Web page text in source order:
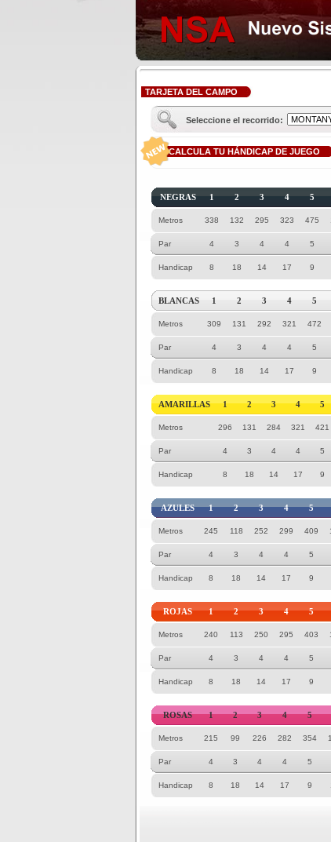
TARJETA DEL CAMPO
Seleccione el recorrido:
CALCULA TU HÁNDICAP DE JUEGO
NEGRAS 1 2 3 4 5
Metros 338 132 295 323 475
Par 4 3 4 4 5
Handicap 8 18 14 17 9
BLANCAS 1 2 3 4 5
Metros 309 131 292 321 472
Par 4 3 4 4 5
Handicap 8 18 14 17 9
AMARILLAS 1 2 3 4 5
Metros 296 131 284 321 421
Par 4 3 4 4 5
Handicap 8 18 14 17 9
AZULES 1 2 3 4 5
Metros 245 118 252 299 409
Par 4 3 4 4 5
Handicap 8 18 14 17 9
ROJAS 1 2 3 4 5
Metros 240 113 250 295 403
Par 4 3 4 4 5
Handicap 8 18 14 17 9
ROSAS 1 2 3 4 5
Metros 215 99 226 282 354
Par 4 3 4 4 5
Handicap 8 18 14 17 9